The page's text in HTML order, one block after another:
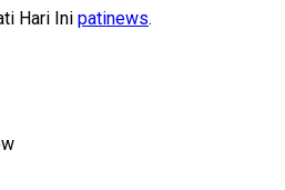
Hari Ini patinews.